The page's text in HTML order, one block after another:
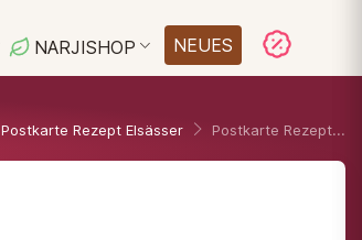
NARJISHOP NEUES
Postkarte Rezept Elsässer Postkarte Rezept...